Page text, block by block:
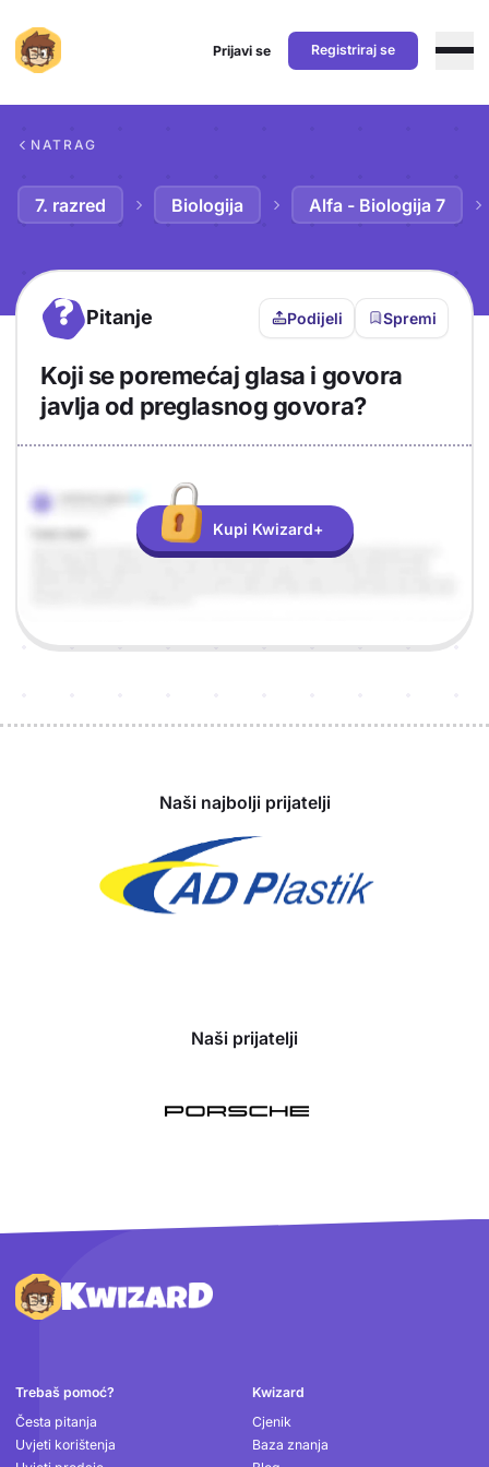
Prijavi se Registriraj se
NATRAG
7. razred Biologija Alfa - Biologija 7
? Pitanje Podijeli Spremi
Koji se poremećaj glasa i govora
javlja od preglasnog govora?
Odgovor
Objašnjenje
Kupi Kwizard+
Naši najbolji prijatelji
Naši prijatelji
Podnožje
Trebaš pomoć?
Česta pitanja
Uvjeti korištenja
Kwizard
Cjenik
Baza znanja